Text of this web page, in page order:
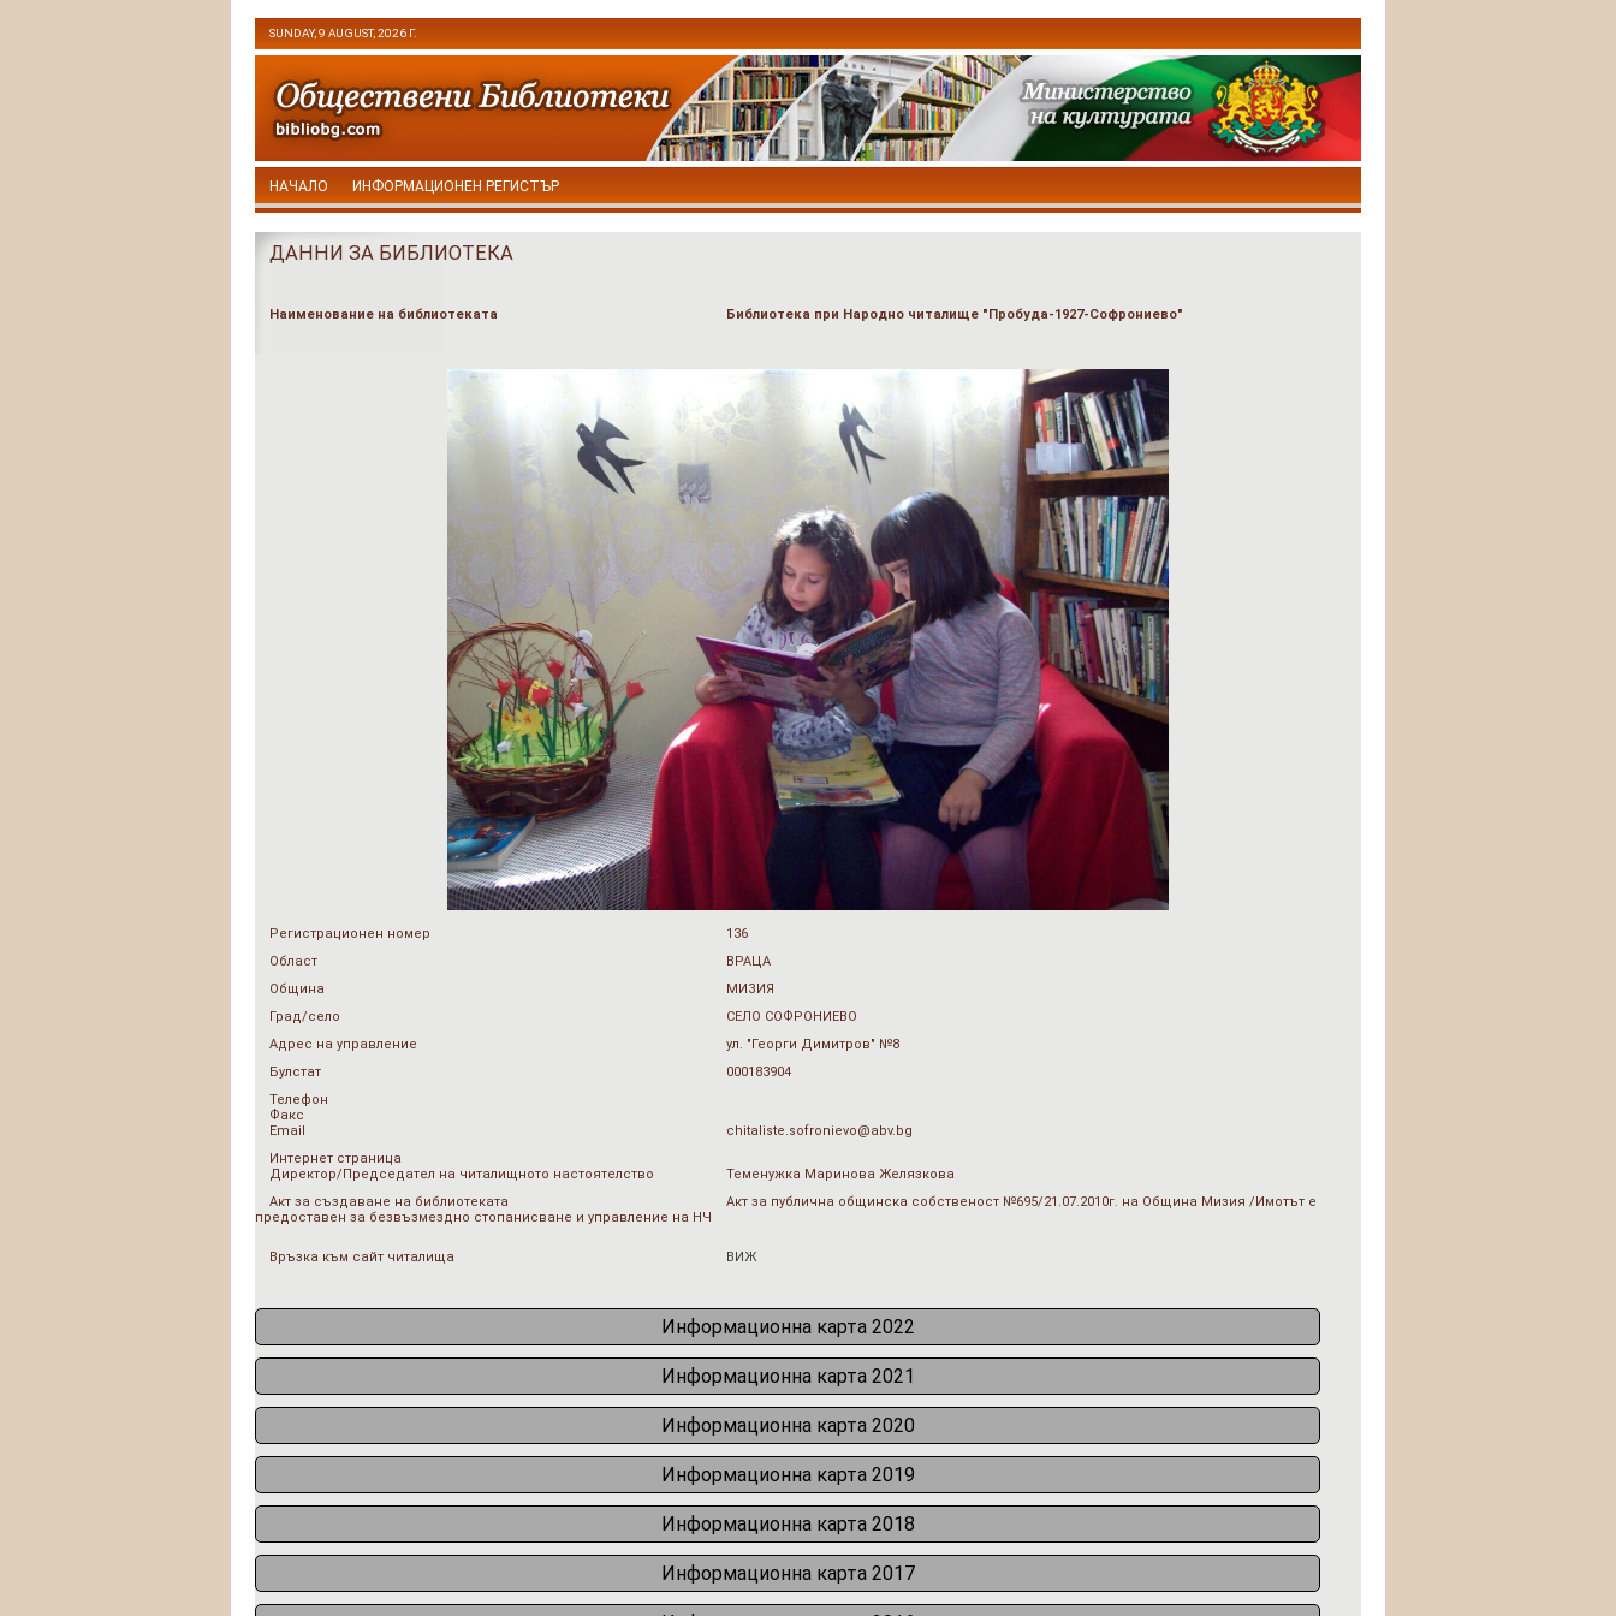
SUNDAY, 9 AUGUST, 2026 Г.
НАЧАЛО ИНФОРМАЦИОНЕН РЕГИСТЪР
ДАННИ ЗА БИБЛИОТЕКА
Наименование на библиотеката Библиотека при Народно читалище "Пробуда-1927-Софрониево"
Регистрационен номер
136
Област
ВРАЦА
Община
МИЗИЯ
Град/село
СЕЛО СОФРОНИЕВО
Адрес на управление
ул. "Георги Димитров" №8
Булстат
000183904
Телефон
Факс
Email
chitaliste.sofronievo@abv.bg
Интернет страница
Директор/Председател на читалищното настоятелство
Теменужка Маринова Желязкова
Акт за създаване на библиотеката
Акт за публична общинска собственост №695/21.07.2010г. на Община Мизия /Имотът е
предоставен за безвъзмездно стопанисване и управление на НЧ
Връзка към сайт читалища ВИЖ
Информационна карта 2022
Информационна карта 2021
Информационна карта 2020
Информационна карта 2019
Информационна карта 2018
Информационна карта 2017